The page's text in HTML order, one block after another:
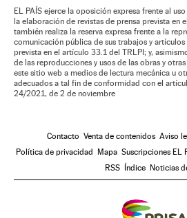
EL PAÍS ejerce la oposición expresa frente al
la elaboración de revistas de prensa prevista en
también realiza la reserva expresa frente a la
comunicación pública de sus trabajos y
prevista en el artículo 33.1 del TRLPI; y,
de las reproducciones y usos de las obras y
este sitio web a medios de lectura mecánica u
adecuados a tal fin de conformidad con el
24/2021, de 2 de noviembre
Contacto Venta de contenidos Aviso
Política de privacidad
Mapa Suscripciones EL
RSS
Índice Noticias